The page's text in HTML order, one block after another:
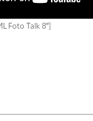
Foto Talk 8″]